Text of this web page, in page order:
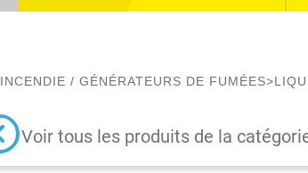
INCENDIE /GÉNÉRATEURS DE FUMÉES>
Voir tous les produits de la